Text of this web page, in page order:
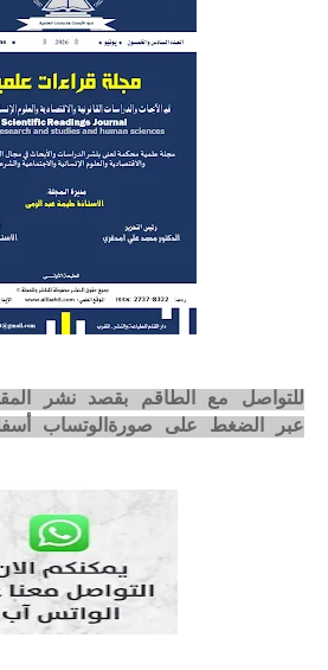
للتواصل مع الطاقم بقصد نشر
عبر الضغط على صورةالوتساب